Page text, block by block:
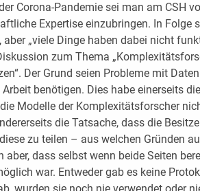
Corona-Pandemie sei man am CSH
Expertise einzubringen. In Folge
„viele Dinge haben dabei nicht
zum Thema
Der Grund seien Probleme mit
benötigen. Dies habe einerseits
Modelle der Komplexitätsforscher
die Tatsache, dass die
zu teilen – aus welchen Gründen
aber, dass selbst wenn beide Seiten
war. Entweder gab es keine